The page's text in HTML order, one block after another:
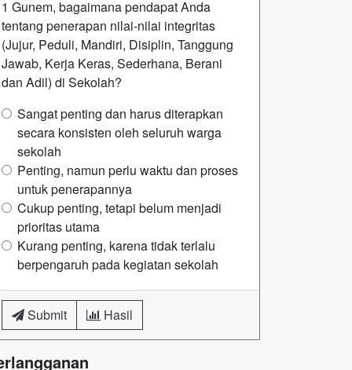
1 Gunem, bagaimana pendapat Anda
tentang penerapan nilai-nilai integritas
(Jujur, Peduli, Mandiri, Disiplin, Tanggung
Jawab, Kerja Keras, Sederhana, Berani
dan Adil) di Sekolah?
Sangat penting dan harus diterapkan
secara konsisten oleh seluruh warga
sekolah
Penting, namun perlu waktu dan proses
untuk penerapannya
Cukup penting, tetapi belum menjadi
prioritas utama
Kurang penting, karena tidak terlalu
berpengaruh pada kegiatan sekolah
Submit Hasil